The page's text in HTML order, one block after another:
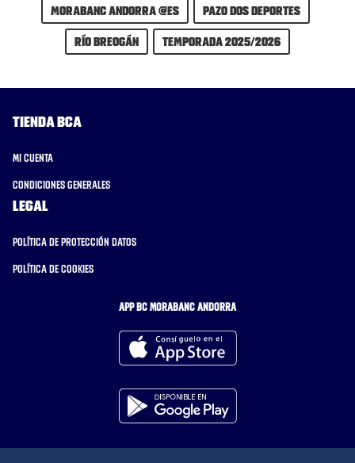
MoraBanc Andorra @es
Pazo dos Deportes
Río Breogán
Temporada 2025/2026
Tienda BCA
Mi cuenta
Condiciones generales
Legal
Política de protección datos
Política de cookies
APP BC MORABANC ANDORRA